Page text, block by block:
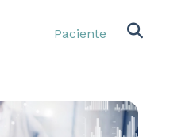
Paciente